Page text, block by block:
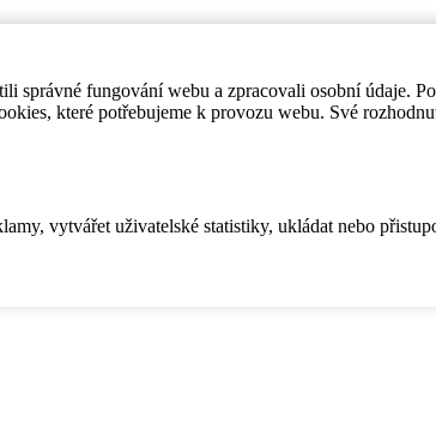
správné fungování webu a zpracovali osobní údaje.
které potřebujeme k provozu webu. Své
vytvářet uživatelské statistiky, ukládat nebo